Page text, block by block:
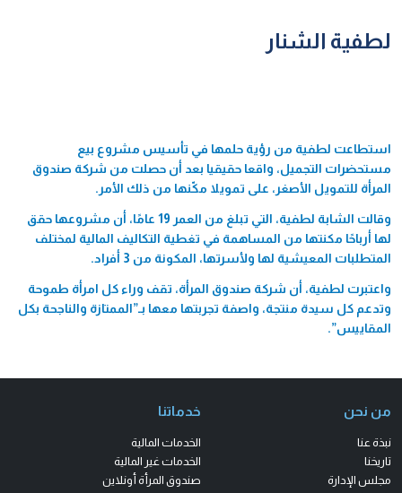
لطفية الشنار
استطاعت لطفية من رؤية حلمها في تأسيس مشروع بيع
مستحضرات التجميل، واقعا حقيقيا بعد أن حصلت من شركة صندوق
المرأة للتمويل الأصغر، على تمويلا مكّنها من ذلك الأمر.
وقالت الشابة لطفية، التي تبلغ من العمر 19 عامًا، أن مشروعها حقق
لها أرباحًا مكنتها من المساهمة في تغطية التكاليف المالية لمختلف
المتطلبات المعيشية لها ولأسرتها، المكونة من 3 أفراد.
واعتبرت لطفية، أن شركة صندوق المرأة، تقف وراء كل امرأة طموحة
وتدعم كل سيدة منتجة، واصفة تجربتها معها بـ”الممتازة والناجحة بكل
المقاييس”.
من نحن
نبذة عنا
تاريخنا
مجلس الإدارة
خدماتنا
الخدمات المالية
الخدمات غير المالية
صندوق المرأة أونلاين